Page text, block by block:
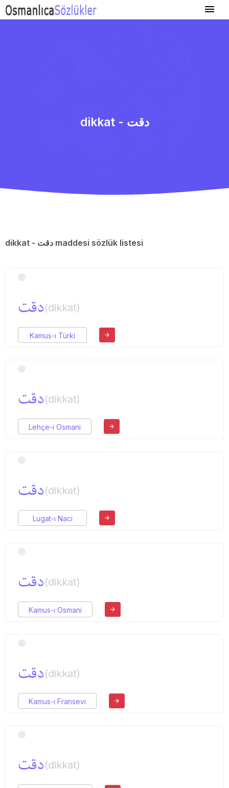
dikkat - دقت
dikkat - دقت maddesi sözlük listesi
دقت(dikkat)
Kamus-ı Türki
دقت(dikkat)
Lehçe-i Osmani
دقت(dikkat)
Lugat-ı Naci
دقت(dikkat)
Kamus-ı Osmani
دقت(dikkat)
Kamus-ı Fransevi
دقت(dikkat)